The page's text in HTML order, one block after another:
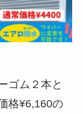
ゴム２本と
格¥6,160の